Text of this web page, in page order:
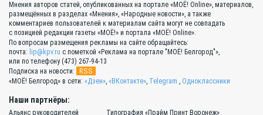
Мнения авторов статей, опубликованных на портале «МОЁ! Online», материалов,
размещённых в разделах «Мнения», «Народные новости», а также
комментариев пользователей к материалам сайта могут не совпадать
с позицией редакции газеты «МОЁ!» и портала «МОЁ! Online».
По вопросам размещения рекламы на сайте обращайтесь:
почта: lip@kpv.ru с пометкой «Реклама на портале "МОЁ! Белгород"»,
или по телефону (473) 267-94-13
Подписка на новости:
RSS
«МОЁ! Белгород» в сети: «Дзен», «ВКонтакте», Telegram , Одноклассники
Наши партнёры:
Альянс руководителей
Типография «Прайм Принт Воронеж»